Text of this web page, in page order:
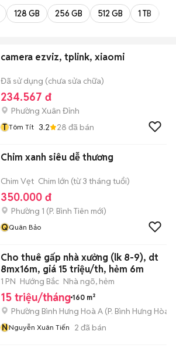
128 GB 256 GB 512 GB 1 TB
camera ezviz, tplink, xiaomi
Đã sử dụng (chưa sửa chữa)
234.567 đ
Phường Xuân Đỉnh
T Tôm Tít 3.2 28 đã bán
Chim xanh siêu dễ thương
Chim Vẹt Chim lớn (từ 3 tháng tuổi)
350.000 đ
Phường 1 (P. Bình Tiên mới)
QQuân Bảo
Cho thuê gấp nhà xưởng (lk 8-9), dt
8mx16m, giá 15 triệu/th, hẻm 6m
1 PN Hướng Bắc Nhà ngõ, hẻm
15 triệu/tháng 160 m²
Phường Bình Hưng Hoà A (P. Bình Hưng Hòa
NNguyễn Xuân Tiến 2 đã bán